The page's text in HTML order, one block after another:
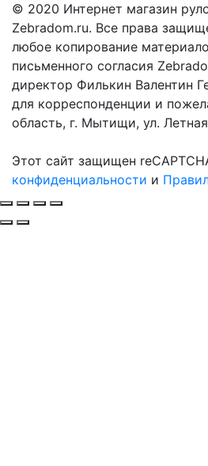
© 2020 Интернет магазин
Zebradom.ru. Все права
любое копирование
письменного согласия
директор Филькин Валентин
для корреспонденции и
область, г. Мытищи, ул.
Этот сайт защищен
конфиденциальности и